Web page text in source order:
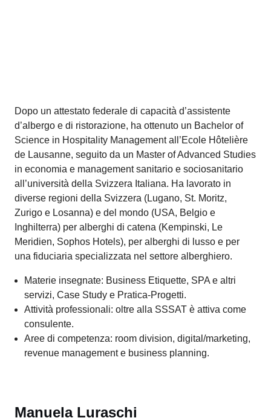
San Gallo. Ha lavorato come revisore e consulente
organizzativo bancario e come esperto fiscale.
Insegnamento presso la SCC e in diverse formazioni del
settore terziario in Ticino, è stato membro di direzione
della SSSAT per otto anni sino al 2020. Parallelamente
ha conseguito l’attestato di trance healer e la maestria di
facilitatore Psych-k.
Materie insegnate: Basi economiche, Gestione
aziendale e Risorse umane.
Attività professionali: docente SSSAT dove si occupa
l’azienda di famiglia, facilitatore Psych-k.
Aree di competenza: finanze e contabilità, risorse
umane, organizzazione, management strategico e
project management.